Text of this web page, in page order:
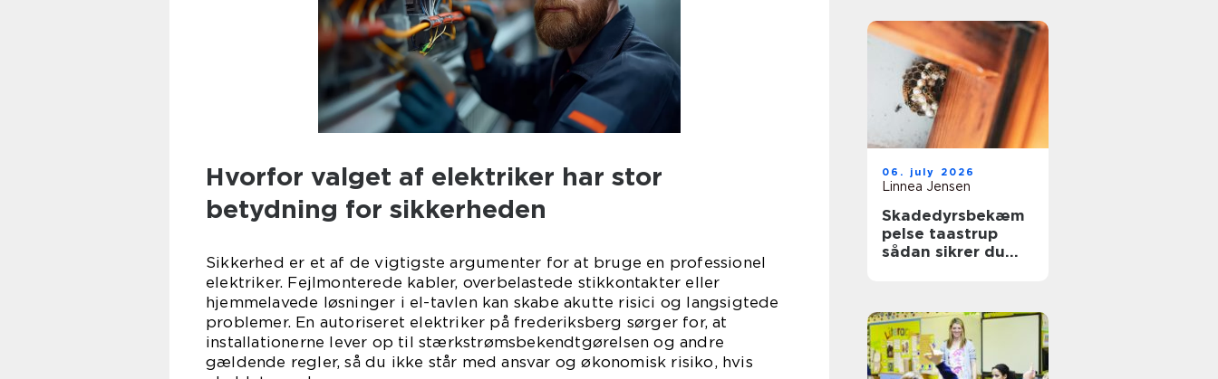
Hvorfor valget af elektriker har stor
betydning for sikkerheden
Sikkerhed er et af de vigtigste argumenter for at bruge en professionel
elektriker. Fejlmonterede kabler, overbelastede stikkontakter eller
hjemmelavede løsninger i el-tavlen kan skabe akutte risici og langsigtede
problemer. En autoriseret elektriker på frederiksberg sørger for, at
installationerne lever op til stærkstrømsbekendtgørelsen og andre
gældende regler, så du ikke står med ansvar og økonomisk risiko, hvis
06. july 2026
Linnea Jensen
Skadedyrsbekæm
pelse taastrup
sådan sikrer du